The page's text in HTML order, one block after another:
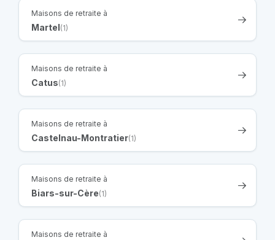
Maisons de retraite à
Martel (1)
Maisons de retraite à
Catus(1)
Maisons de retraite à
Castelnau-Montratier(1)
Maisons de retraite à
Biars-sur-Cère(1)
Maisons de retraite à